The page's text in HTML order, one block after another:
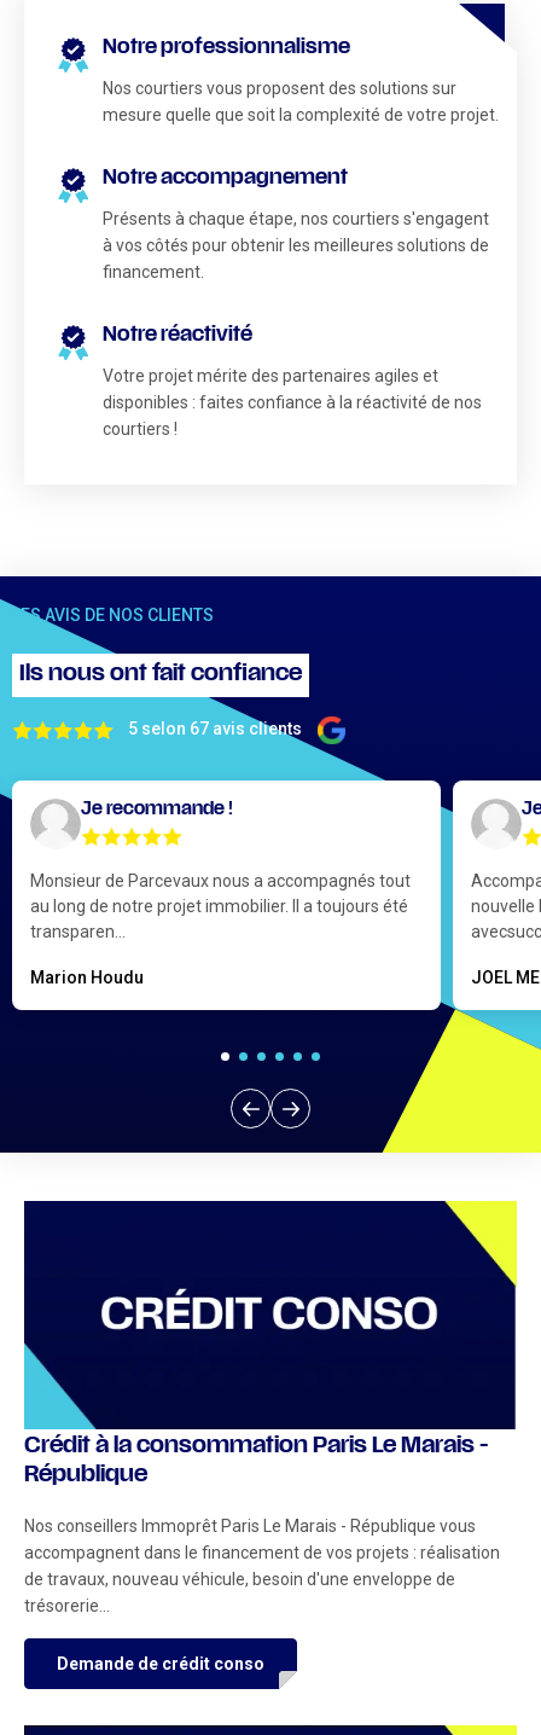
Notre professionnalisme
Nos courtiers vous proposent des solutions sur
mesure quelle que soit la complexité de votre projet.
Notre accompagnement
Présents à chaque étape, nos courtiers s'engagent
à vos côtés pour obtenir les meilleures solutions de
financement.
Notre réactivité
Votre projet mérite des partenaires agiles et
disponibles : faites confiance à la réactivité de nos
courtiers !
LES AVIS DE NOS CLIENTS
Ils nous ont fait confiance
5 selon 67 avis clients
Je recommande !
Monsieur de Parcevaux nous a accompagnés tout
au long de notre projet immobilier. Il a toujours été
transparen...
Marion Houdu
nouvelle
JOEL
Crédit à la consommation Paris Le Marais -
République
Nos conseillers Immoprêt Paris Le Marais - République vous
accompagnent dans le financement de vos projets : réalisation
de travaux, nouveau véhicule, besoin d'une enveloppe de
trésorerie...
Demande de crédit conso